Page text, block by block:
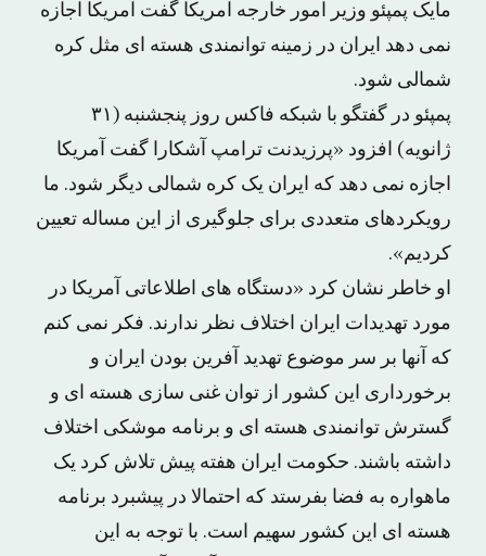
مایک پمپئو وزیر امور خارجه آمریکا گفت آمریکا اجازه
نمی دهد ایران در زمینه توانمندی هسته ای مثل کره
شمالی شود.
پمپئو در گفتگو با شبکه فاکس روز پنجشنبه (۳۱
ژانویه) افزود «پرزیدنت ترامپ آشکارا گفت آمریکا
اجازه نمی دهد که ایران یک کره شمالی دیگر شود. ما
رویکردهای متعددی برای جلوگیری از این مساله تعیین
کردیم».
او خاطر نشان کرد «دستگاه های اطلاعاتی آمریکا در
مورد تهدیدات ایران اختلاف نظر ندارند. فکر نمی کنم
که آنها بر سر موضوع تهدید آفرین بودن ایران و
برخورداری این کشور از توان غنی سازی هسته ای و
گسترش توانمندی هسته ای و برنامه موشکی اختلاف
داشته باشند. حکومت ایران هفته پیش تلاش کرد یک
ماهواره به فضا بفرستد که احتمالا در پیشبرد برنامه
هسته ای این کشور سهیم است. با توجه به این